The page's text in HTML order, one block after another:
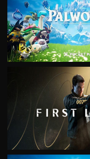
VIEW
VIEW